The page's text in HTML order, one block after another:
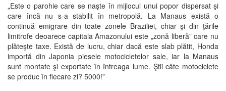
„Este o parohie care se naşte în mijlocul unui popor dispersat şi
care încă nu s-a stabilit în metropolă. La Manaus există o
continuă emigrare din toate zonele Braziliei, chiar şi din ţările
limitrofe deoarece capitala Amazonului este „zonă liberă” care nu
plăteşte taxe. Există de lucru, chiar dacă este slab plătit, Honda
importă din Japonia piesele motocicletelor sale, iar la Manaus
sunt montate şi exportate în întreaga lume. Ştii câte motociclete
se produc în fiecare zi? 5000!”